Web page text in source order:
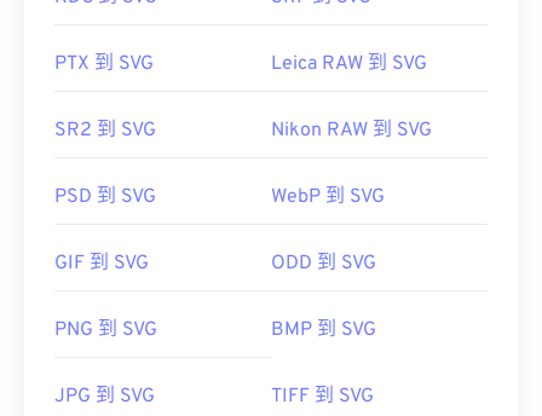
PTX 到 SVG Leica RAW 到 SVG
SR2 到 SVG Nikon RAW 到 SVG
PSD 到 SVG WebP 到 SVG
GIF 到 SVG ODD 到 SVG
PNG 到 SVG BMP 到 SVG
JPG 到 SVG TIFF 到 SVG